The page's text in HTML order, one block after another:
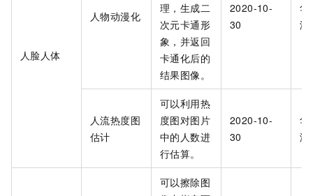
人脸人体
人物动漫化
理，生成二
次元卡通形
象，并返回
卡通化后的
结果图像。
2020-10-
30
华
海
人流热度图
估计
可以利用热
度图对图片
中的人数进
行估算。
2020-10-
30
华
海
可以擦除图